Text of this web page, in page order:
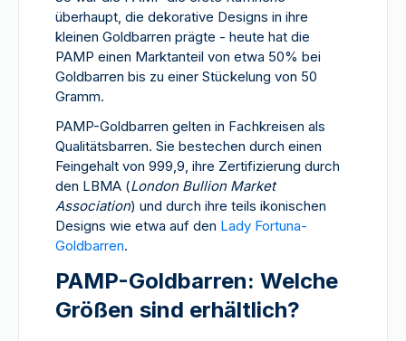
überhaupt, die dekorative Designs in ihre
kleinen Goldbarren prägte - heute hat die
PAMP einen Marktanteil von etwa 50% bei
Goldbarren bis zu einer Stückelung von 50
Gramm.
PAMP-Goldbarren gelten in Fachkreisen als
Qualitätsbarren. Sie bestechen durch einen
Feingehalt von 999,9, ihre Zertifizierung durch
den LBMA (London Bullion Market
Association) und durch ihre teils ikonischen
Designs wie etwa auf den Lady Fortuna-
Goldbarren.
PAMP-Goldbarren: Welche
Größen sind erhältlich?